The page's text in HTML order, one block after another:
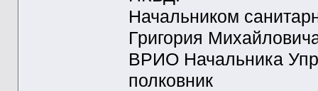
Начальником
Григория
ВРИО Начальника